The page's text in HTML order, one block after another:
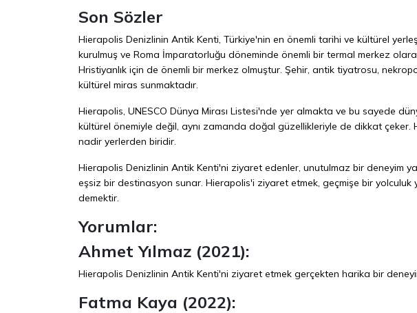
Son Sözler
Hierapolis Denizlinin Antik Kenti, Türkiye'nin en önemli tarihi ve kültürel
kurulmuş ve Roma İmparatorluğu döneminde önemli bir termal merkez
Hristiyanlık için de önemli bir merkez olmuştur. Şehir, antik tiyatrosu,
kültürel miras sunmaktadır.
Hierapolis, UNESCO Dünya Mirası Listesi'nde yer almakta ve bu sayede
kültürel önemiyle değil, aynı zamanda doğal güzellikleriyle de dikkat
nadir yerlerden biridir.
Hierapolis Denizlinin Antik Kenti'ni ziyaret edenler, unutulmaz bir deneyim
eşsiz bir destinasyon sunar. Hierapolis'i ziyaret etmek, geçmişe bir yolculuk
demektir.
Yorumlar:
Ahmet Yılmaz (2021):
Hierapolis Denizlinin Antik Kenti'ni ziyaret etmek gerçekten harika bir
Fatma Kaya (2022):